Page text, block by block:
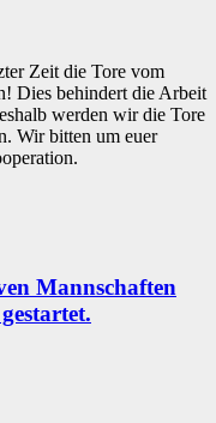
Zeit die Tore vom
Dies behindert die Arbeit
werden wir die Tore
Wir bitten um euer
Mannschaften